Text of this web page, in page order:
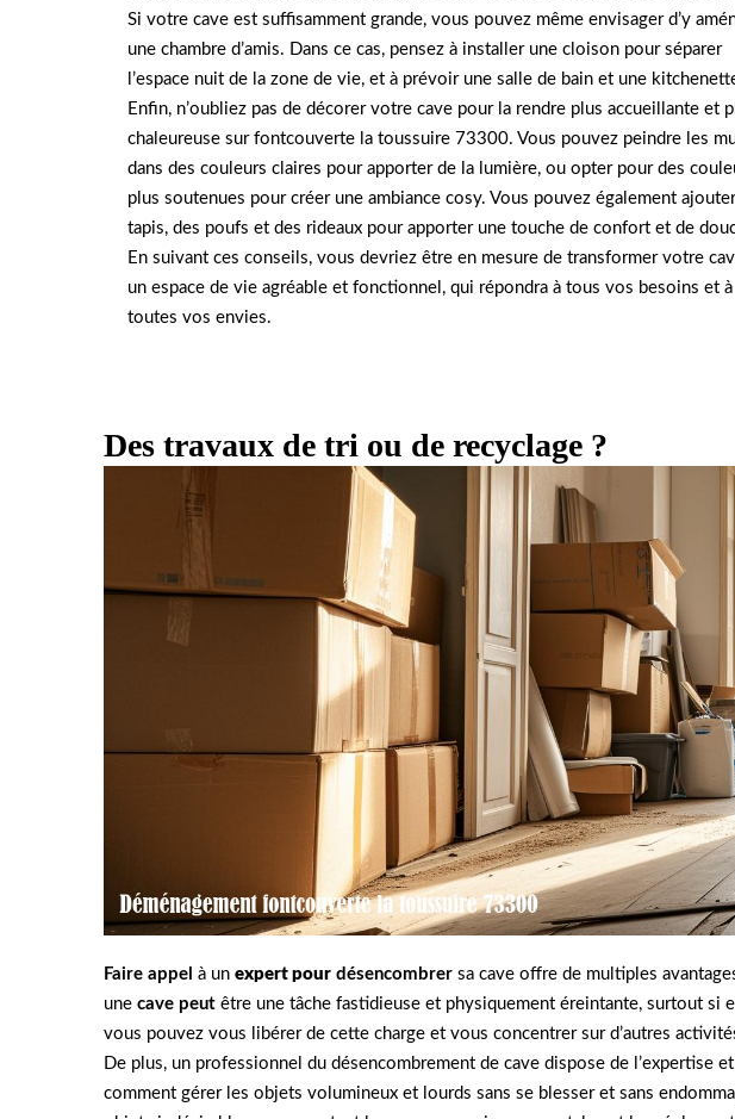
Si votre cave est suffisamment grande, vous pouvez même envisager d’y
une chambre d’amis. Dans ce cas, pensez à installer une cloison pour séparer
l’espace nuit de la zone de vie, et à prévoir une salle de bain et une
Enfin, n’oubliez pas de décorer votre cave pour la rendre plus accueillante et
chaleureuse sur fontcouverte la toussuire 73300. Vous pouvez peindre les
dans des couleurs claires pour apporter de la lumière, ou opter pour des
plus soutenues pour créer une ambiance cosy. Vous pouvez également
tapis, des poufs et des rideaux pour apporter une touche de confort et de
En suivant ces conseils, vous devriez être en mesure de transformer votre
un espace de vie agréable et fonctionnel, qui répondra à tous vos besoins et à
toutes vos envies.
Des travaux de tri ou de recyclage ?
Faire appel à un expert pour désencombrer sa cave offre de multiples
une cave peut être une tâche fastidieuse et physiquement éreintante, surtout si
vous pouvez vous libérer de cette charge et vous concentrer sur d’autres
De plus, un professionnel du désencombrement de cave dispose de l’expertise
comment gérer les objets volumineux et lourds sans se blesser et sans